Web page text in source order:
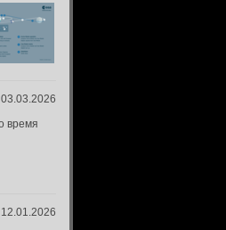
03.03.2026
время
12.01.2026